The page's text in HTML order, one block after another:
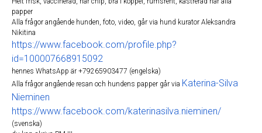
papper
Alla frågor angående hunden, foto, video, går via hund kurator Aleksandra
Nikitina
https://www.facebook.com/profile.php?
id=100007668915092
hennes WhatsApp är +79265903477 (engelska)
Alla frågor angående resan och hundens papper går via Katerina-Silva
Nieminen
https://www.facebook.com/katerinasilva.nieminen/
(svenska)